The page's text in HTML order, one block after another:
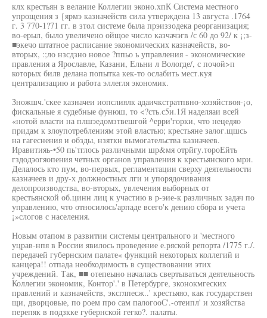
клх крестьян в велание Коллегии эконо.хпК Система местного
упрощения з {ярмэ казначейств сила утверждена 13 августа .1764
г. 3 770-1?71 гг. в зтол системе была прэиззодека реорганизация;
во-ерыл, было увеличено ойщое число казчачэгв /с 60 до 92/ к ¡;з-
■экечо штатное расписание экономических казначейств, во-
вторых, :;ло нзсдзно новое ?ппьо ь управления - экономические
правления а Ярославле, Казани, Ельни л Вологде/, с почой>п
которых билв делана попытка кек-то ослабить мест.куя
централизацию и работа эллегля экономик.
Зножшч.'скее казначеи иопслиялк адаичкстратпвно-хозяйствоя-¡о,
фискальные я судебные фунюш, то <?сть.с5и.1Я наделяаи всей
«нотой власти на плшэедомзтвешгой ^ерри'горки, что нецедяо
придам к злоупотреблениям этой властью; крестьяне залог.щшсь
на гагеснения и обзды, нзяткн вымогательства казначеев.
Иравитияь-•50 пь'тглось различными шр&мя отрйгу.тороЕйть
гздодэогяопения четных органов управления к крестьянского мри.
Делалось кто пум, во-первых, регламентации сверху деятельности
казначеев и дру-х должностных лги и упорядочивания
делопроизводства, во-вторых, увлечения выборных от
крестьянской об.цинн лиц к участию в р-эие-к различных задач по
управлению, что относилось'арпаде всего'к дению сбора и учета
¡»слогов с населения.
Новым отапом в развитии системы центрального и 'местного
уцрав-нпя в России явилось проведение е.ряской репорта /1775 г./.
передачей губернским палате« функций некоторых коллегий и
канцера!! отпада необходимость в существовании этих
учреждений. Так, ■■ отепеыно началась свертываться деятельность
Коллегии экономик, Контор'.' в Петербурге, зконокмгеских
правлений и казначейств, эксглпесж..' крестьяяо, как государствен
щи, дворцовые, по роем про сам палогооС'.-отеипл' и хозяйства
перепяк в подзкке губернской гегко?. палаты.